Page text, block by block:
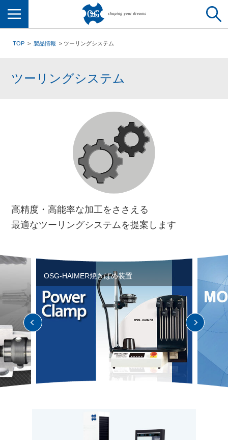
TOP 製品情報 ツーリングシステム
ツーリングシステム
高精度・高能率な加工をささえる
最適なツーリングシステムを提案します
OSG-HAIMER焼きばめ装置